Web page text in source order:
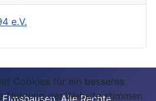
e.V.
Alle Rechte
Cookies für ein besseres
Nutzung der Website stimmen